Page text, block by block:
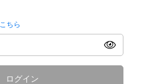
こちら
ログイン